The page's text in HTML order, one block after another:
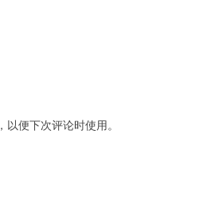
便下次评论时使用。